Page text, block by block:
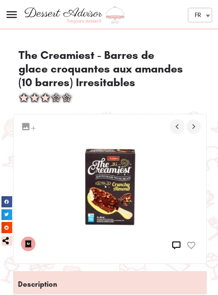
FR
The Creamiest - Barres de
glace croquantes aux amandes
(10 barres) Irresitables
+
Description